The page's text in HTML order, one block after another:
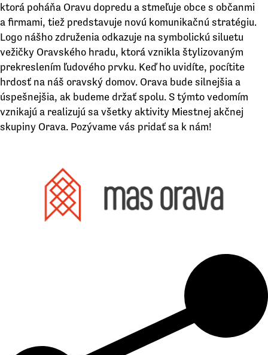
ktorá poháňa Oravu dopredu a stmeľuje obce s občanmi
a firmami, tiež predstavuje novú komunikačnú stratégiu.
Logo nášho združenia odkazuje na symbolickú siluetu
vežičky Oravského hradu, ktorá vznikla štylizovaným
prekreslením ľudového prvku. Keď ho uvidíte, pocítite
hrdosť na náš oravský domov. Orava bude silnejšia a
úspešnejšia, ak budeme držať spolu. S týmto vedomím
vznikajú a realizujú sa všetky aktivity Miestnej akčnej
skupiny Orava. Pozývame vás pridať sa k nám!